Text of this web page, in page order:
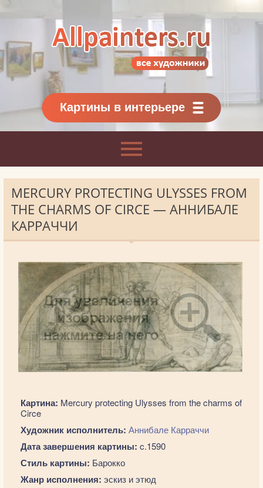
Картины классиков
и современников
Картины в интерьере
MERCURY PROTECTING ULYSSES FROM
THE CHARMS OF CIRCE — АННИБАЛЕ
КАРРАЧЧИ
Картина: Mercury protecting Ulysses from the charms of
Circe
Художник исполнитель: Аннибале Карраччи
Дата завершения картины: c.1590
Стиль картины: Барокко
Жанр исполнения: эскиз и этюд